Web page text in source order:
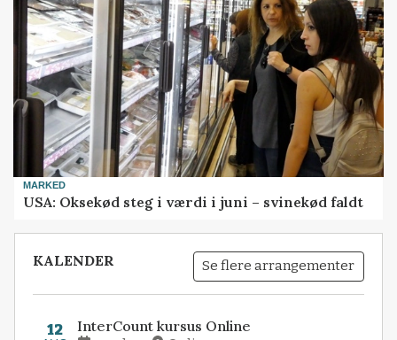
MARKED
USA: Oksekød steg i værdi i juni – svinekød faldt
KALENDER Se flere arrangementer
12 InterCount kursus Online